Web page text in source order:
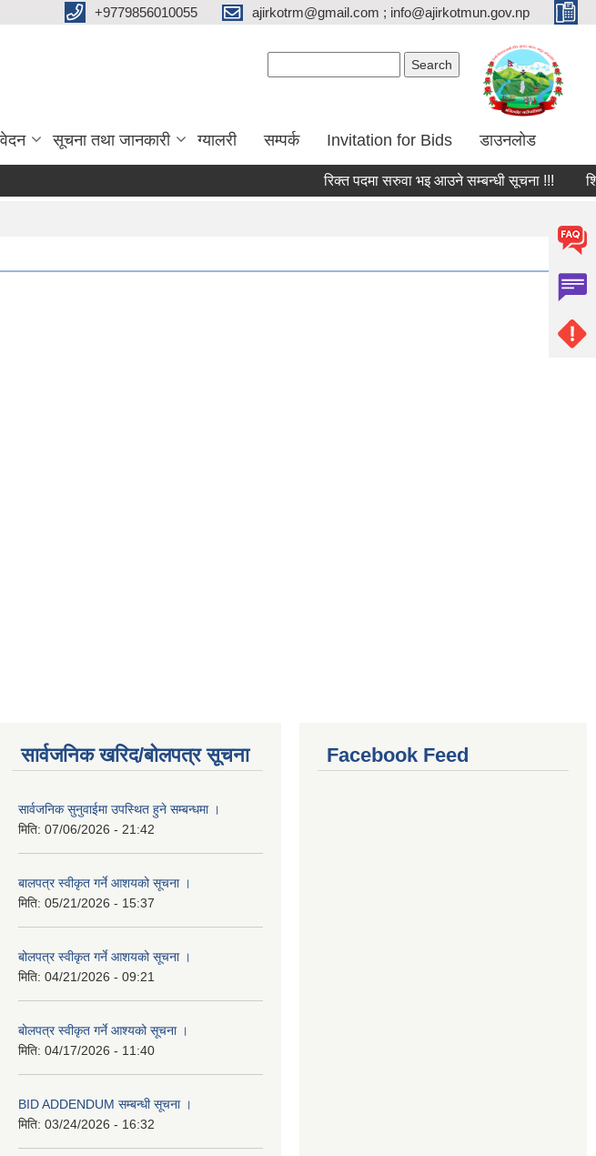
+9779856010055 ajirkotrm@gmail.com ; info@ajirkotmun.gov.np
सूचना तथा जानकारी ग्यालरी सम्पर्क Invitation for Bids डाउनलोड
रिक्त पदमा सरुवा भइ आउने सम्बन्धी सूचना !!!
सार्वजनिक खरिद/बोलपत्र सूचना
सार्वजनिक सुनुवाईमा उपस्थित हुने सम्बन्धमा ।
मिति: 07/06/2026 - 21:42
बालपत्र स्वीकृत गर्ने आशयको सूचना ।
मिति: 05/21/2026 - 15:37
बोलपत्र स्वीकृत गर्ने आशयको सूचना ।
मिति: 04/21/2026 - 09:21
बोलपत्र स्वीकृत गर्ने आश्यको सूचना ।
मिति: 04/17/2026 - 11:40
BID ADDENDUM सम्बन्धी सूचना ।
मिति: 03/24/2026 - 16:32
Facebook Feed